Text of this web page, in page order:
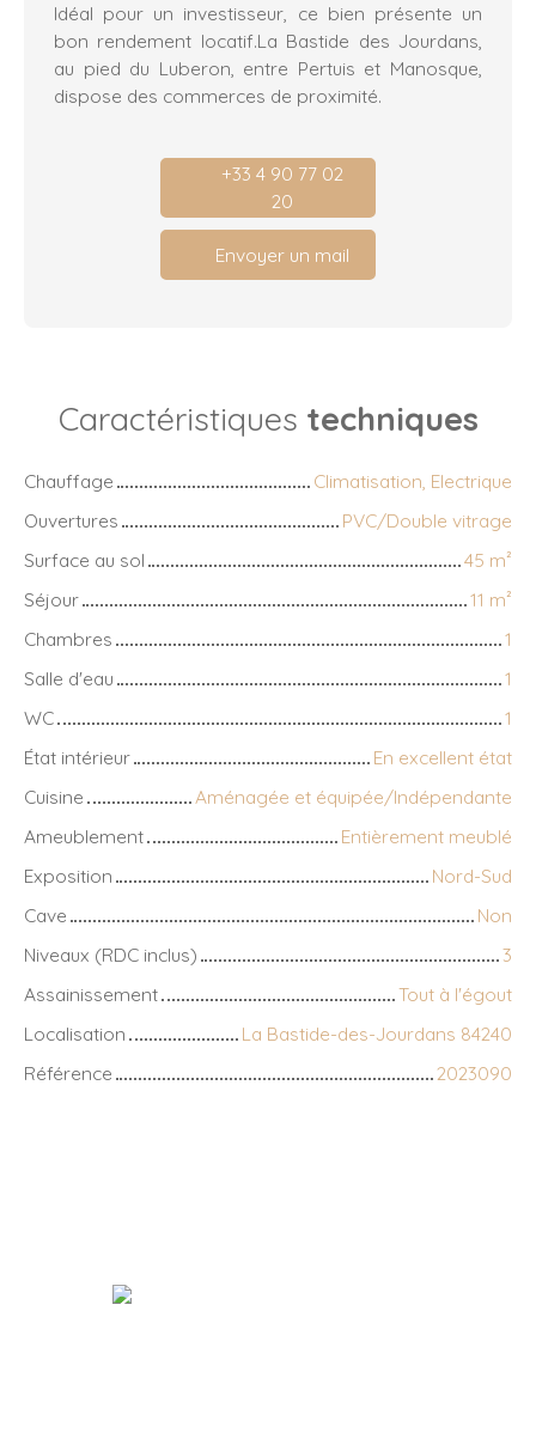
Idéal pour un investisseur, ce bien présente un
bon rendement locatif.La Bastide des Jourdans,
au pied du Luberon, entre Pertuis et Manosque,
dispose des commerces de proximité.
+33 4 90 77 02
20
Envoyer un mail
Caractéristiques techniques
Chauffage
Climatisation, Electrique
Ouvertures
PVC/Double vitrage
Surface au sol
45 m²
Séjour
11 m²
Chambres
1
Salle d'eau
1
WC
1
État intérieur
En excellent état
Cuisine
Aménagée et équipée/Indépendante
Ameublement
Entièrement meublé
Exposition
Nord-Sud
Cave
Non
Niveaux (RDC inclus)
3
Assainissement
Tout à l'égout
Localisation
La Bastide-des-Jourdans 84240
Référence
2023090